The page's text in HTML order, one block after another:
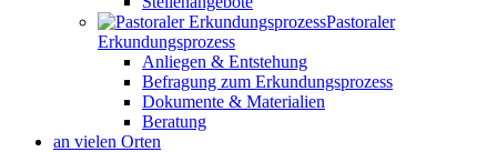
Pastoraler
Erkundungsprozess
Anliegen & Entstehung
Befragung zum Erkundungsprozess
Dokumente & Materialien
Beratung
an vielen Orten